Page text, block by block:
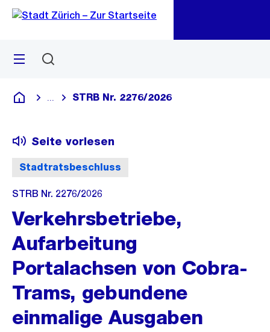
Navigation
Sprunglink
Menü
Deutsch
Blende alle Breadcrumbs ein
STRB Nr. 2276/2026
Stadtratsbeschluss
Seite vorlesen
STRB Nr. 2276/2026
Verkehrsbetriebe,
Aufarbeitung
Portalachsen von Cobra-
Trams, gebundene
einmalige Ausgaben